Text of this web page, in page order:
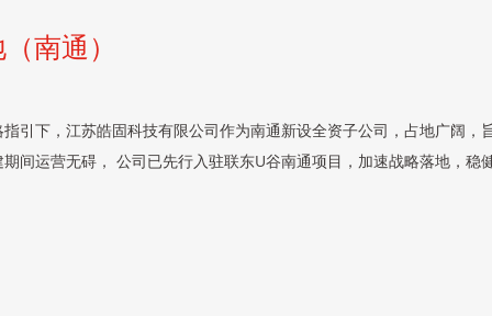
南通）
引下，江苏皓固科技有限公司作为南通新设全资子公司，占地广阔
间运营无碍， 公司已先行入驻联东U谷南通项目，加速战略落地，稳